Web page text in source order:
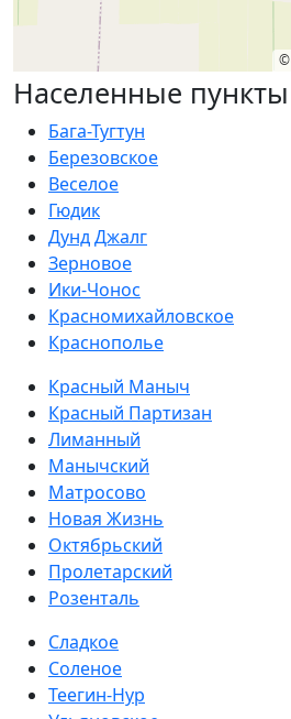
©
Населенные пункты
Бага-Тугтун
Березовское
Веселое
Гюдик
Дунд Джалг
Зерновое
Ики-Чонос
Красномихайловское
Краснополье
Красный Маныч
Красный Партизан
Лиманный
Манычский
Матросово
Новая Жизнь
Октябрьский
Пролетарский
Розенталь
Сладкое
Соленое
Теегин-Нур